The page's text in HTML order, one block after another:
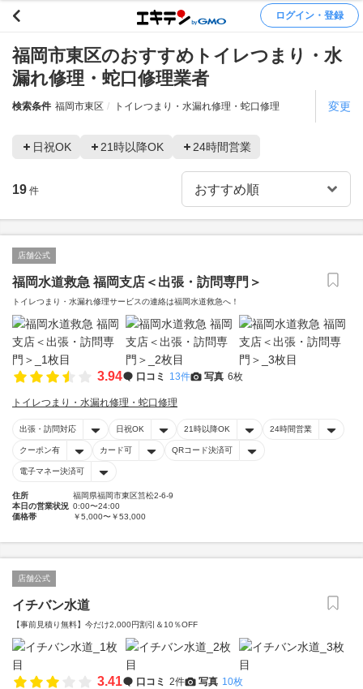
ログイン・登録
福岡市東区のおすすめトイレつまり・水
漏れ修理・蛇口修理業者
検索条件 福岡市東区 トイレつまり・水漏れ修理・蛇口修理 変更
日祝OK 21時以降OK 24時間営業
19 件
店舗公式
福岡水道救急 福岡支店＜出張・訪問専門＞
トイレつまり・水漏れ修理サービスの連絡は福岡水道救急へ！
3.94 口コミ 13件 写真 6枚
トイレつまり・水漏れ修理・蛇口修理
出張・訪問対応 日祝OK 21時以降OK 24時間営業
クーポン有 カード可 QRコード決済可
電子マネー決済可
住所
福岡県福岡市東区筥松2-6-9
本日の営業状況 0:00〜24:00
価格帯
￥5,000〜￥53,000
店舗公式
イチバン水道
【事前見積り無料】今だけ2,000円割引＆10％OFF
3.41 口コミ 2件 写真 10枚